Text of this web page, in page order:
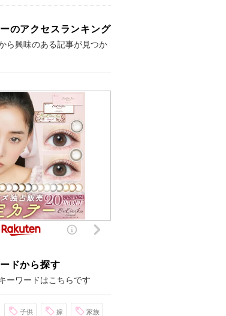
のアクセスランキング
ら興味のある記事が見つか
ドから探す
ーワードはこちらです
子供 嫁 家族